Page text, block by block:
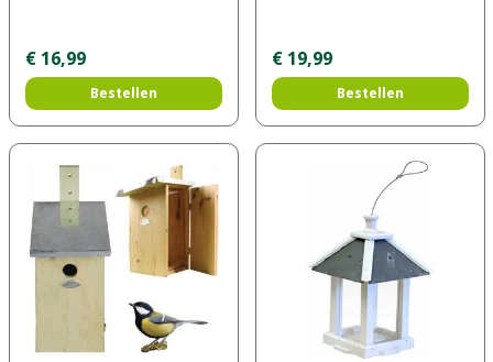
€ 16,99
Bestellen
€ 19,99
Bestellen